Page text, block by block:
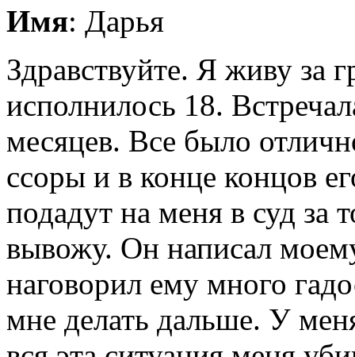
Имя: Дарья
Здравствуйте. Я живу за
исполнилось 18.
месяцев. Все было
ссоры и в конце концов
подадут на меня в суд за
вывожу. Он написал
наговорил ему много
мне делать дальше. У